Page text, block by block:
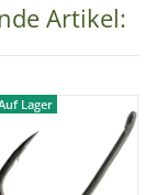
Artikel:
Lager